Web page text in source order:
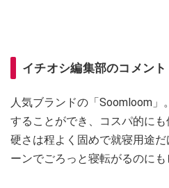
イチオシ編集部のコメント
人気ブランドの「Soomloom」
することができ、コスパ的にも
硬さは程よく固めで就寝用途
ーンでごろっと寝転がるのにも